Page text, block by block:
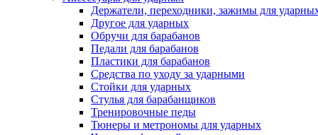
Держатели, переходники, зажимы для
Другое для ударных
Обручи для барабанов
Педали для барабанов
Пластики для барабанов
Средства по уходу за ударными
Стойки для ударных
Стулья для барабанщиков
Тренировочные педы
Тюнеры и метрономы для ударных